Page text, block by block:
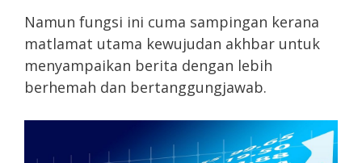
Namun fungsi ini cuma sampingan kerana
matlamat utama kewujudan akhbar untuk
menyampaikan berita dengan lebih
berhemah dan bertanggungjawab.